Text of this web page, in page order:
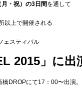
・祝）の3日間を通して
以上で開催される
ェスティバル
2015」に出
DROPにて17：00〜出演。